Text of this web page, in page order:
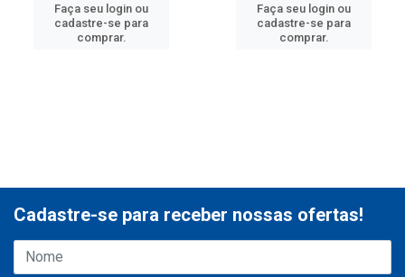
Faça seu login ou
cadastre-se para
comprar.
Faça seu login ou
cadastre-se para
comprar.
Cadastre-se para receber nossas ofertas!